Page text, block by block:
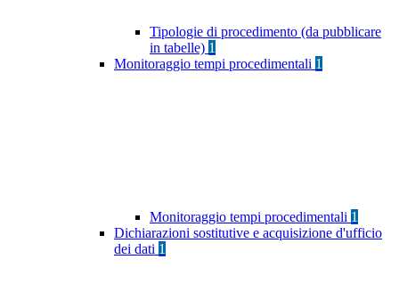
Tipologie di procedimento (da pubblicare
in tabelle) 1
Monitoraggio tempi procedimentali 1
Monitoraggio tempi procedimentali 1
Dichiarazioni sostitutive e acquisizione d'ufficio
dei dati 1